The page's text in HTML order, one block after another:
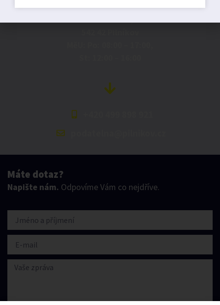
Máte dotaz?
Napište nám. Odpovíme Vám co nejdříve.